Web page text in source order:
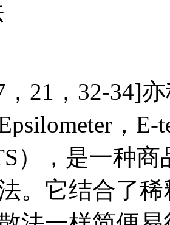
21，32-34]
，
），是一种
。它结合了